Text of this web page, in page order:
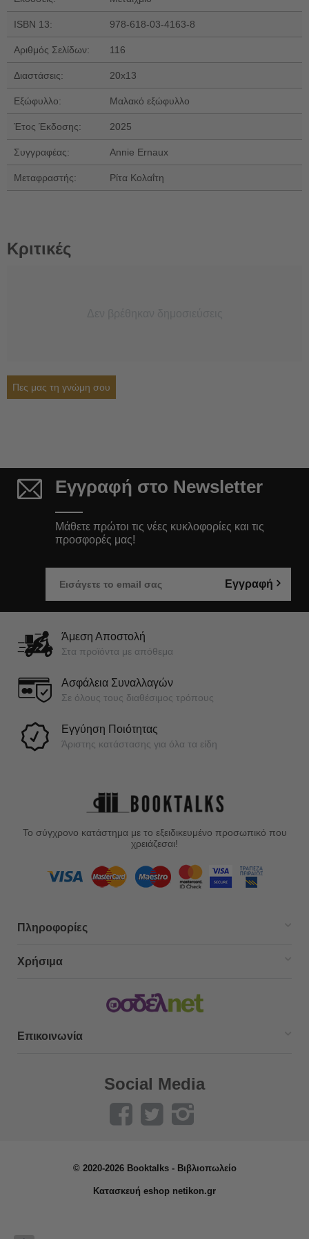
ISBN 13: 978-618-03-4163-8
Αριθμός Σελίδων: 116
Διαστάσεις: 20x13
Εξώφυλλο: Μαλακό εξώφυλλο
Έτος Έκδοσης: 2025
Συγγραφέας: Annie Ernaux
Μεταφραστής: Ρίτα Κολαΐτη
Κριτικές
Πες μας τη γνώμη σου
Εγγραφή στο Newsletter
Μάθετε πρώτοι τις νέες κυκλοφορίες και τις
προσφορές μας!
Εγγραφή
Άμεση Αποστολή
Στα προϊόντα με απόθεμα
Ασφάλεια Συναλλαγών
Σε όλους τους διαθέσιμος τρόπους
Εγγύηση Ποιότητας
Άριστης κατάστασης για όλα τα είδη
Το σύγχρονο κατάστημα με το εξειδικευμένο προσωπικό που
χρειάζεσαι!
Πληροφορίες
Χρήσιμα
Επικοινωνία
Social Media
© 2020-2026 Booktalks - Βιβλιοπωλείο
Κατασκευή eshop netikon.gr